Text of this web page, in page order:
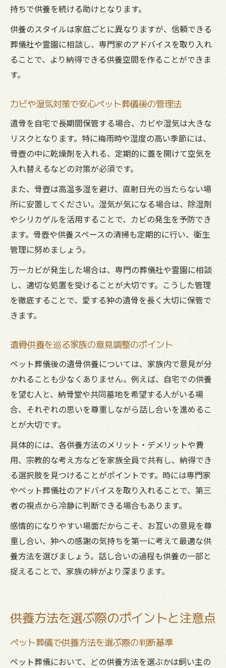
持ちで供養を続ける助けとなります。
供養のスタイルは家庭ごとに異なりますが、信頼できる
葬儀社や霊園に相談し、専門家のアドバイスを取り入れ
ることで、より納得できる供養空間を作ることができま
す。
カビや湿気対策で安心ペット葬儀後の管理法
遺骨を自宅で長期間保管する場合、カビや湿気は大きな
リスクとなります。特に梅雨時や湿度の高い季節には、
骨壺の中に乾燥剤を入れる、定期的に蓋を開けて空気を
入れ替えるなどの対策が必須です。
また、骨壺は高温多湿を避け、直射日光の当たらない場
所に安置してください。湿気が気になる場合は、除湿剤
やシリカゲルを活用することで、カビの発生を予防でき
ます。骨壺や供養スペースの清掃も定期的に行い、衛生
管理に努めましょう。
万一カビが発生した場合は、専門の葬儀社や霊園に相談
し、適切な処置を受けることが大切です。こうした管理
を徹底することで、愛する狆の遺骨を長く大切に保管で
きます。
遺骨供養を巡る家族の意見調整のポイント
ペット葬儀後の遺骨供養については、家族内で意見が分
かれることも少なくありません。例えば、自宅での供養
を望む人と、納骨堂や共同墓地を希望する人がいる場
合、それぞれの思いを尊重しながら話し合いを進めるこ
とが大切です。
具体的には、各供養方法のメリット・デメリットや費
用、宗教的な考え方などを家族全員で共有し、納得でき
る選択肢を見つけることがポイントです。時には専門家
やペット葬儀社のアドバイスを取り入れることで、第三
者の視点から冷静に判断できる場合もあります。
感情的になりやすい場面だからこそ、お互いの意見を尊
重し合い、狆への感謝の気持ちを第一に考えて最適な供
養方法を選びましょう。話し合いの過程も供養の一部と
捉えることで、家族の絆がより深まります。
供養方法を選ぶ際のポイントと注意点
ペット葬儀で供養方法を選ぶ際の判断基準
ペット葬儀において、どの供養方法を選ぶかは飼い主の